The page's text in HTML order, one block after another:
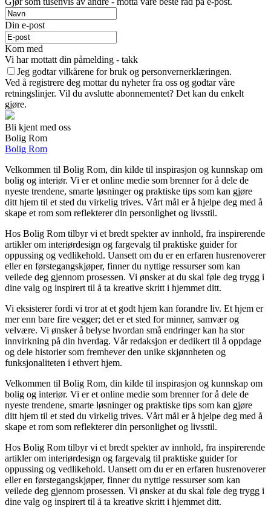
Din e-post
Kom med
Vi har mottatt din påmelding - takk
Jeg godtar vilkårene for bruk og personvernerklæringen.
Ved å registrere deg mottar du nyheter fra oss og godtar våre
retningslinjer. Vil du avslutte abonnementet? Det kan du enkelt
gjøre.
Bli kjent med oss
Bolig Rom
Bolig Rom
Velkommen til Bolig Rom, din kilde til inspirasjon og kunnskap om
bolig og interiør. Vi er et online medie som brenner for å dele de
nyeste trendene, smarte løsninger og praktiske tips som kan gjøre
ditt hjem til et sted du virkelig trives. Vårt mål er å hjelpe deg med å
skape et rom som reflekterer din personlighet og livsstil.
Hos Bolig Rom tilbyr vi et bredt spekter av innhold, fra inspirerende
artikler om interiørdesign og fargevalg til praktiske guider for
oppussing og vedlikehold. Uansett om du er en erfaren husrenoverer
eller en førstegangskjøper, finner du nyttige ressurser som kan
veilede deg gjennom prosessen. Vi ønsker at du skal føle deg trygg i
dine valg og inspirert til å ta kreative skritt i hjemmet ditt.
Vi eksisterer fordi vi tror at et godt hjem kan forandre liv. Et hjem er
mer enn bare fire vegger; det er et sted for minner, samvær og
velvære. Vi ønsker å belyse hvordan små endringer kan ha stor
innvirkning på din hverdag. Vår redaksjon er dedikert til å oppdage
og dele historier som fremhever den unike skjønnheten og
funksjonaliteten i ethvert hjem.
Velkommen til Bolig Rom, din kilde til inspirasjon og kunnskap om
bolig og interiør. Vi er et online medie som brenner for å dele de
nyeste trendene, smarte løsninger og praktiske tips som kan gjøre
ditt hjem til et sted du virkelig trives. Vårt mål er å hjelpe deg med å
skape et rom som reflekterer din personlighet og livsstil.
Hos Bolig Rom tilbyr vi et bredt spekter av innhold, fra inspirerende
artikler om interiørdesign og fargevalg til praktiske guider for
oppussing og vedlikehold. Uansett om du er en erfaren husrenoverer
eller en førstegangskjøper, finner du nyttige ressurser som kan
veilede deg gjennom prosessen. Vi ønsker at du skal føle deg trygg i
dine valg og inspirert til å ta kreative skritt i hjemmet ditt.